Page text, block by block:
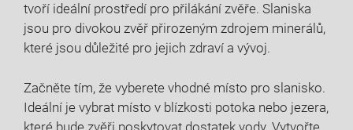
tvoří ideální prostředí pro přilákání zvěře. Slaniska
jsou ‍pro divokou zvěř přirozeným zdrojem minerálů,
které jsou důležité pro‌ jejich zdraví ​a vývoj.
Začněte tím, že vyberete vhodné místo pro slanisko.
Ideální je vybrat místo v blízkosti ​potoka nebo jezera,
které bude⁢ zvěři poskytovat dostatek vody. Vytvořte